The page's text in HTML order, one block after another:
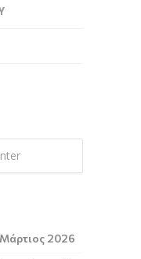
Μάρτιος 2026